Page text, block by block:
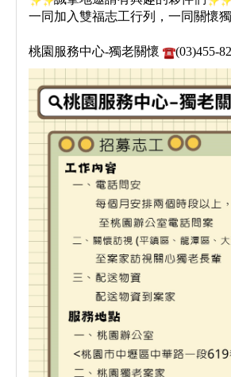
一同加入雙福志工行列，一同關懷
桃園服務中心-獨老關懷 (03)455-